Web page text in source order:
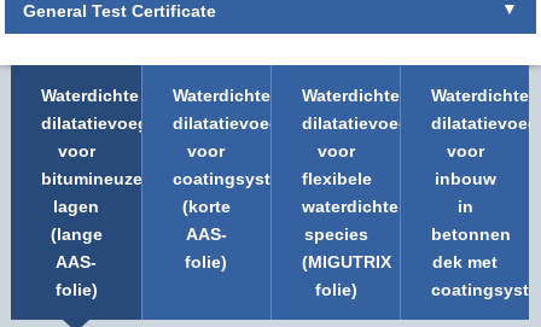
General Test Certificate
Waterdichte
dilatatievoegsystemen
voor
bitumineuze
lagen
(lange
AAS-
folie)
Waterdichte
dilatatievoegsystemen
voor
coatingsystemen
(korte
AAS-
folie)
Waterdichte
dilatatievoegsystemen
voor
flexibele
waterdichte
species
(MIGUTRIX
folie)
Waterdichte
voor
inbouw
in
betonnen
dek met